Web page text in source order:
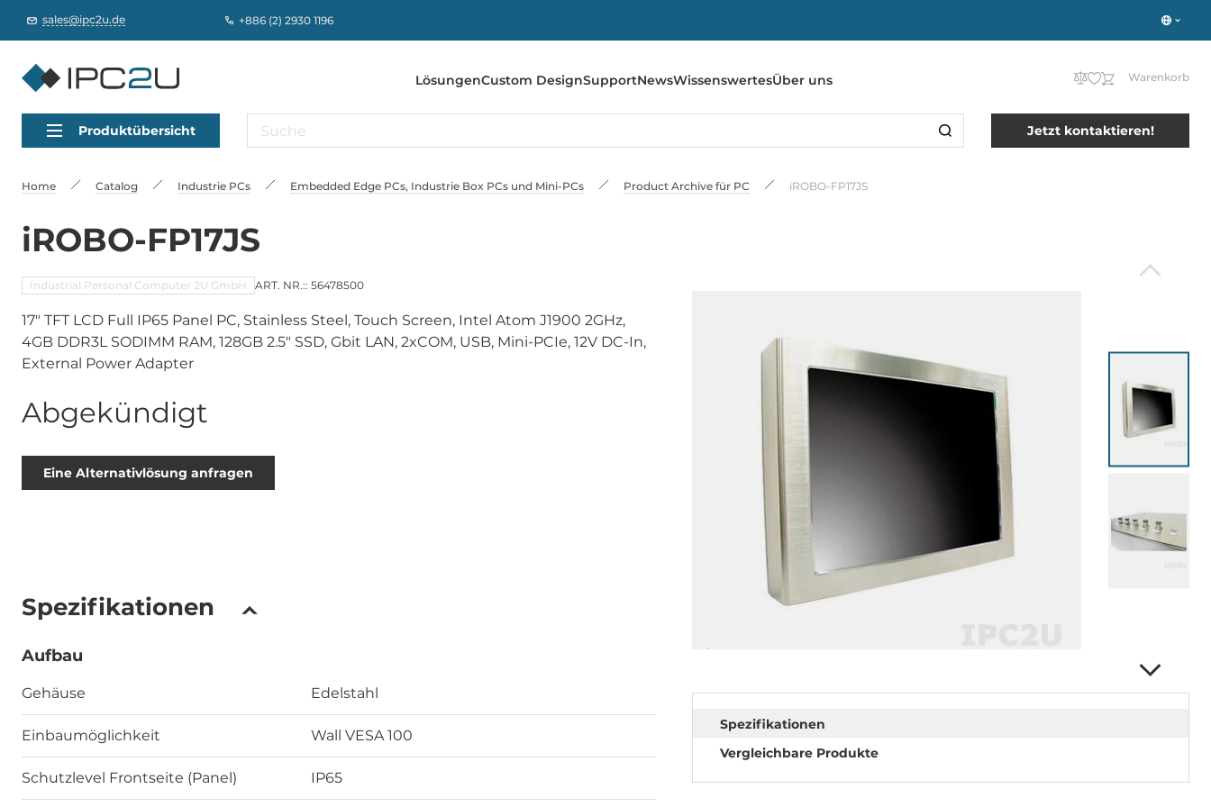
sales@ipc2u.de +886 (2) 2930 1196
LösungenCustom DesignSupportNewsWissenswertesÜber uns Warenkorb
Produktübersicht Jetzt kontaktieren!
Home Catalog Industrie PCs Embedded Edge PCs, Industrie Box PCs und Mini-PCs Product Archive für PC iROBO-FP17JS
iROBO-FP17JS
Industrial Personal Computer 2U GmbH ART. NR.:: 56478500
17" TFT LCD Full IP65 Panel PC, Stainless Steel, Touch Screen, Intel Atom J1900 2GHz,
4GB DDR3L SODIMM RAM, 128GB 2.5" SSD, Gbit LAN, 2xCOM, USB, Mini-PCIe, 12V DC-In,
External Power Adapter
Abgekündigt
Eine Alternativlösung anfragen
Spezifikationen
Aufbau
Gehäuse Edelstahl
Einbaumöglichkeit Wall VESA 100
Schutzlevel Frontseite (Panel) IP65
Spezifikationen
Vergleichbare Produkte